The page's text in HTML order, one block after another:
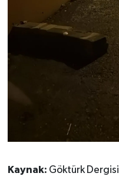
Kaynak: Göktürk Dergisi